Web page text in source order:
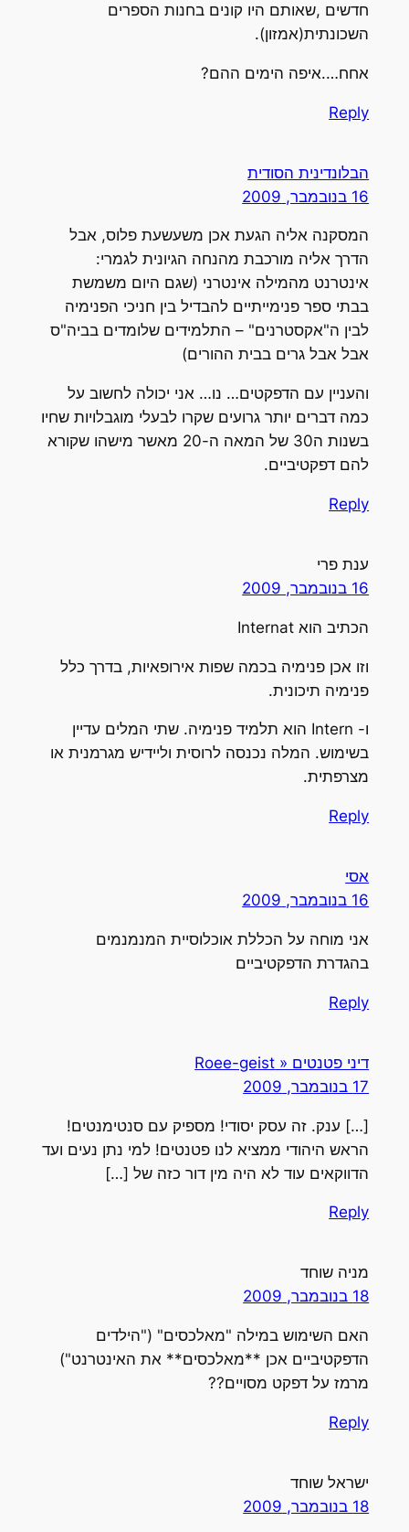
חדשים ,שאותם היו קונים בחנות הספרים
השכונתית(אמזון).
אחח….איפה הימים ההם?
Reply
הבלונדינית הסודית
16 בנובמבר, 2009
המסקנה אליה הגעת אכן משעשעת פלוס, אבל
הדרך אליה מורכבת מהנחה הגיונית לגמרי:
אינטרנט מהמילה אינטרני (שגם היום משמשת
בבתי ספר פנימייתיים להבדיל בין חניכי הפנימיה
לבין ה"אקסטרנים" – התלמידים שלומדים בביה"ס
אבל אבל גרים בבית ההורים)
והעניין עם הדפקטים… נו… אני יכולה לחשוב על
כמה דברים יותר גרועים שקרו לבעלי מוגבלויות שחיו
בשנות ה30 של המאה ה-20 מאשר מישהו שקורא
להם דפקטיביים.
Reply
ענת פרי
16 בנובמבר, 2009
הכתיב הוא Internat
וזו אכן פנימיה בכמה שפות אירופאיות, בדרך כלל
פנימיה תיכונית.
ו- Intern הוא תלמיד פנימיה. שתי המלים עדיין
בשימוש. המלה נכנסה לרוסית וליידיש מגרמנית או
מצרפתית.
Reply
אסי
16 בנובמבר, 2009
אני מוחה על הכללת אוכלוסיית המנמנמים
בהגדרת הדפקטיביים
Reply
דיני פטנטים « Roee-geist
17 בנובמבר, 2009
[…] ענק. זה עסק יסודי! מספיק עם סנטימנטים!
הראש היהודי ממציא לנו פטנטים! למי נתן נעים ועד
הדווקאים עוד לא היה מין דור כזה של […]
Reply
מניה שוחד
18 בנובמבר, 2009
האם השימוש במילה "מאלכסים" ("הילדים
הדפקטיביים אכן **מאלכסים** את האינטרנט")
מרמז על דפקט מסויים??
Reply
ישראל שוחד
18 בנובמבר, 2009